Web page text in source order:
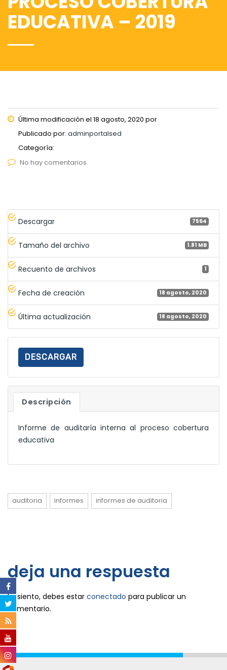
EDUCATIVA – 2019
Última modificación el 18 agosto, 2020 por
Publicado por: adminportalsed
Categoría:
No hay comentarios
Descargar 7564
Tamaño del archivo 1.81 MB
Recuento de archivos 1
Fecha de creación 18 agosto, 2020
Última actualización 18 agosto, 2020
DESCARGAR
Descripción
Informe de auditaría interna al proceso cobertura
educativa
auditoria informes informes de auditoria
deja una respuesta
Lo siento, debes estar conectado para publicar un
comentario.